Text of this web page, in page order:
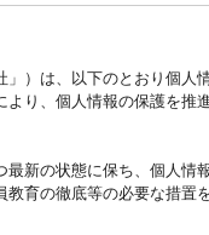
）は、以下のとおり個
り、個人情報の保護を推進
新の状態に保ち、個人
育の徹底等の必要な措置